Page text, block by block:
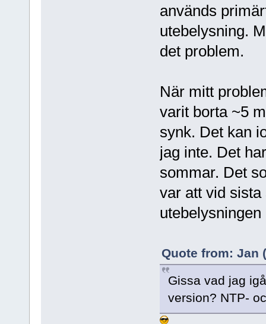
används
utebelysning.
det problem.
När mitt
varit borta ~5
synk. Det kan
jag inte. Det
sommar. Det
var att vid
Quote from: Jan
Gissa vad jag
version? NTP-